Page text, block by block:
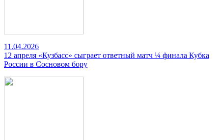
11.04.2026
12 апреля «Кузбасс» сыграет ответный матч ¼ финала Кубка
России в Сосновом бору